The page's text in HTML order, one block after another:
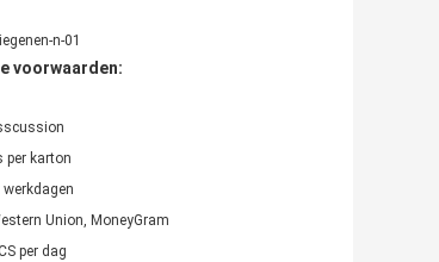
n-01
voorwaarden:
per karton
Union, MoneyGram
per dag